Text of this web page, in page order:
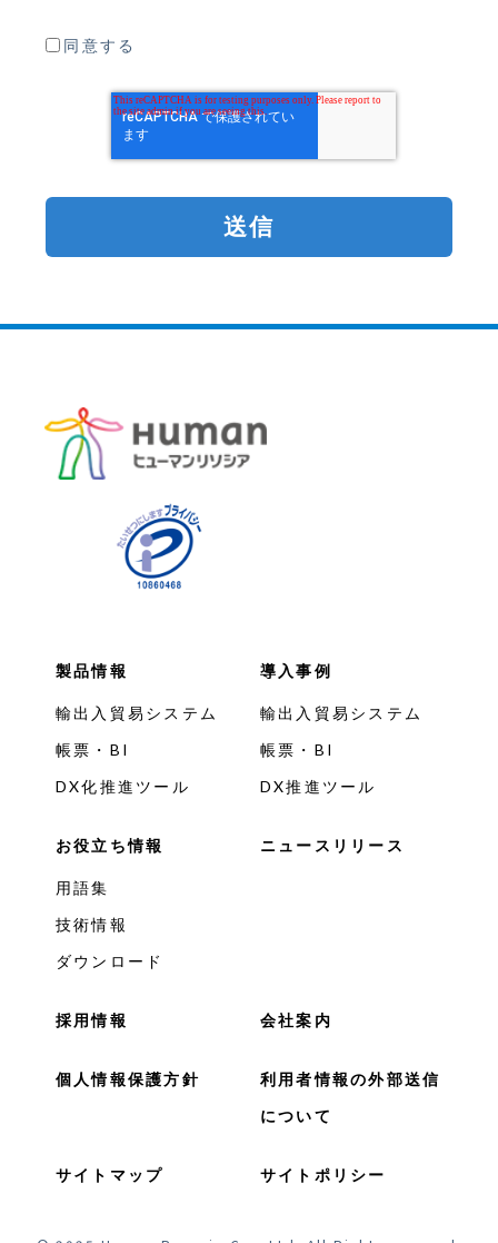
同意する
製品情報
輸出入貿易システム
帳票・BI
DX化推進ツール
導入事例
輸出入貿易システム
帳票・BI
DX推進ツール
お役立ち情報
用語集
技術情報
ダウンロード
ニュースリリース
採用情報 会社案内
個人情報保護方針
利用者情報の外部送信
について
サイトマップ サイトポリシー